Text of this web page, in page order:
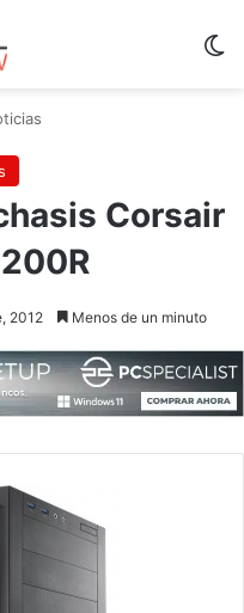
Corsair
2012 Menos de un minuto